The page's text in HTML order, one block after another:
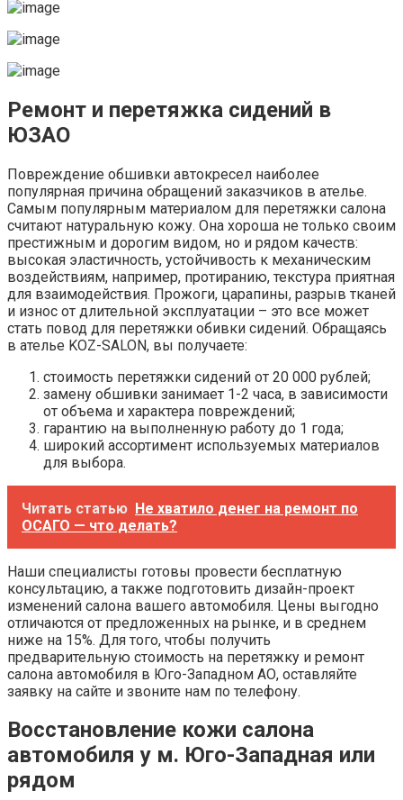
Ремонт и перетяжка сидений в
ЮЗАО
Повреждение обшивки автокресел наиболее
популярная причина обращений заказчиков в ателье.
Самым популярным материалом для перетяжки салона
считают натуральную кожу. Она хороша не только своим
престижным и дорогим видом, но и рядом качеств:
высокая эластичность, устойчивость к механическим
воздействиям, например, протиранию, текстура приятная
для взаимодействия. Прожоги, царапины, разрыв тканей
и износ от длительной эксплуатации – это все может
стать повод для перетяжки обивки сидений. Обращаясь
в ателье KOZ-SALON, вы получаете:
стоимость перетяжки сидений от 20 000 рублей;
замену обшивки занимает 1-2 часа, в зависимости
от объема и характера повреждений;
гарантию на выполненную работу до 1 года;
широкий ассортимент используемых материалов
для выбора.
Читать статью Не хватило денег на ремонт по
ОСАГО — что делать?
Наши специалисты готовы провести бесплатную
консультацию, а также подготовить дизайн-проект
изменений салона вашего автомобиля. Цены выгодно
отличаются от предложенных на рынке, и в среднем
ниже на 15%. Для того, чтобы получить
предварительную стоимость на перетяжку и ремонт
салона автомобиля в Юго-Западном АО, оставляйте
заявку на сайте и звоните нам по телефону.
Восстановление кожи салона
автомобиля у м. Юго-Западная или
рядом